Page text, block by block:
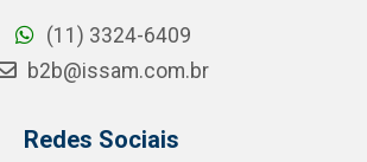
(11) 3324-6409
b2b@issam.com.br
Redes Sociais